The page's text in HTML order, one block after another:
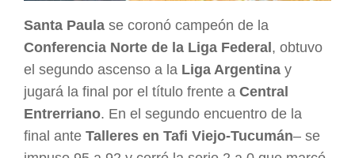
Santa Paula se coronó campeón de la
Conferencia Norte de la Liga Federal , obtuvo
el segundo ascenso a la Liga Argentina y
jugará la final por el título frente a Central
Entrerriano. En el segundo encuentro de la
final ante Talleres en Tafi Viejo-Tucumán– se